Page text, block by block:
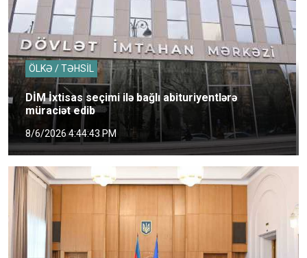
ÖLKƏ / TƏHSİL
DİM İxtisas seçimi ilə bağlı abituriyentlərə
müraciət edib
8/6/2026 4:44:43 PM